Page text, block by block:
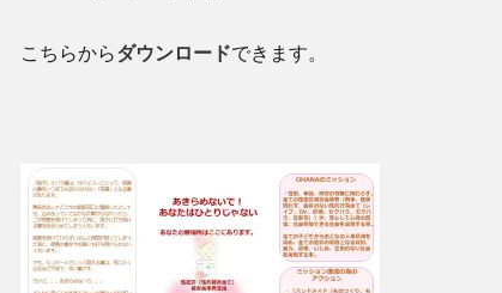
こちらからダウンロードできます。